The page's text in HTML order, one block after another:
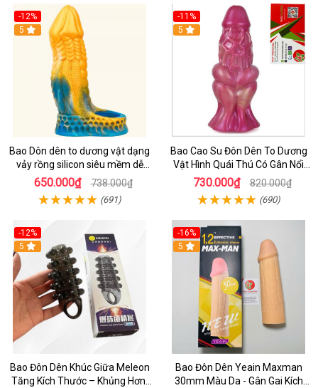
-12%
5
Bao Dôn dên to dương vật dạng
vảy rồng silicon siêu mềm dễ
dùng làm tăng kích thước dương
vật
650.000₫ 738.000₫
(691)
-11%
5
Bao Cao Su Đôn Dên To Dương
Vật Hình Quái Thú Có Gân Nổi
Siêu Mềm
730.000₫ 820.000₫
(690)
-12%
5
Bao Đôn Dên Khúc Giữa Meleon
Tăng Kích Thước – Khủng Hơn,
-16%
5
Bao Đôn Dên Yeain Maxman
30mm Màu Da - Gân Gai Kích